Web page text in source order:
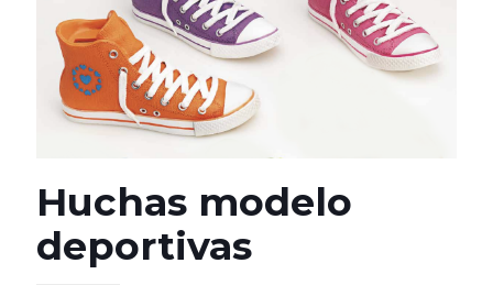
Huchas modelo
deportivas